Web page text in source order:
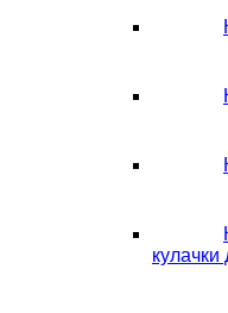
кулачки